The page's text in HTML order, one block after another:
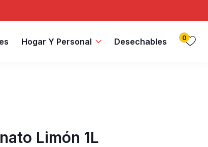
Hogar Y Personal Desechables 0
Limón 1L